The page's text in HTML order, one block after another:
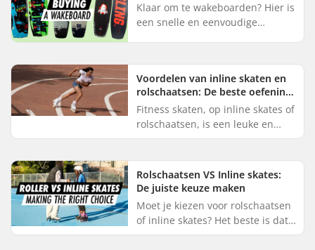
Klaar om te wakeboarden? Hier is
een snelle en eenvoudige
wanneer je je gear koopt. 1. Soort
...
Voordelen van inline skaten en
rolschaatsen: De beste oefening
ooit
Fitness skaten, op inline skates of
rolschaatsen, is een leuke en
effectieve manier om fit te
skaten combineren cardio ...
Rolschaatsen VS Inline skates:
De juiste keuze maken
Moet je kiezen voor rolschaatsen
of inline skates? Het beste is dat
er geen goed of fout antwoord is.